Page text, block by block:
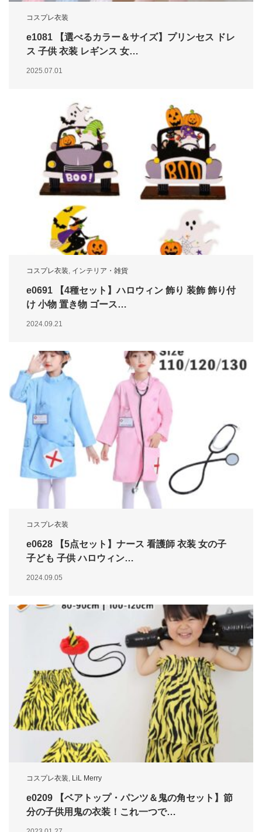
コスプレ衣装
e1081 【選べるカラー＆サイズ】プリンセス ドレ
ス 子供 衣装 レギンス 女…
2025.07.01
コスプレ衣装, インテリア・雑貨
e0691 【4種セット】ハロウィン 飾り 装飾 飾り付
け 小物 置き物 ゴース…
2024.09.21
コスプレ衣装
e0628 【5点セット】ナース 看護師 衣装 女の子
子ども 子供 ハロウィン…
2024.09.05
コスプレ衣装 LiL Merry
e0209 【ベアトップ・パンツ＆鬼の角セット】節
分の子供用鬼の衣装！これ一つで…